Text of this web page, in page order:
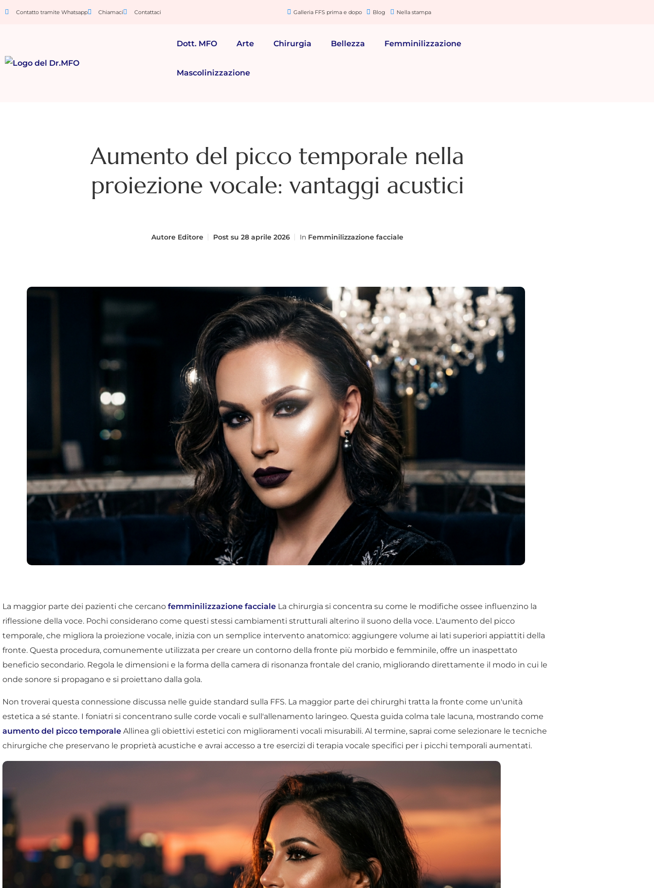
Contatto tramite Whatsapp Chiamaci Contattaci Galleria FFS prima e dopo Blog Nella stampa
Dott. MFO Arte Chirurgia Bellezza Femminilizzazione
Mascolinizzazione
Aumento del picco temporale nella
proiezione vocale: vantaggi acustici
Autore Editore Post su 28 aprile 2026 In Femminilizzazione facciale
La maggior parte dei pazienti che cercano femminilizzazione facciale La chirurgia si concentra su come le modifiche ossee influenzino la
riflessione della voce. Pochi considerano come questi stessi cambiamenti strutturali alterino il suono della voce. L'aumento del picco
temporale, che migliora la proiezione vocale, inizia con un semplice intervento anatomico: aggiungere volume ai lati superiori appiattiti della
fronte. Questa procedura, comunemente utilizzata per creare un contorno della fronte più morbido e femminile, offre un inaspettato
beneficio secondario. Regola le dimensioni e la forma della camera di risonanza frontale del cranio, migliorando direttamente il modo in cui le
onde sonore si propagano e si proiettano dalla gola.
Non troverai questa connessione discussa nelle guide standard sulla FFS. La maggior parte dei chirurghi tratta la fronte come un'unità
estetica a sé stante. I foniatri si concentrano sulle corde vocali e sull'allenamento laringeo. Questa guida colma tale lacuna, mostrando come
aumento del picco temporale Allinea gli obiettivi estetici con miglioramenti vocali misurabili. Al termine, saprai come selezionare le tecniche
chirurgiche che preservano le proprietà acustiche e avrai accesso a tre esercizi di terapia vocale specifici per i picchi temporali aumentati.